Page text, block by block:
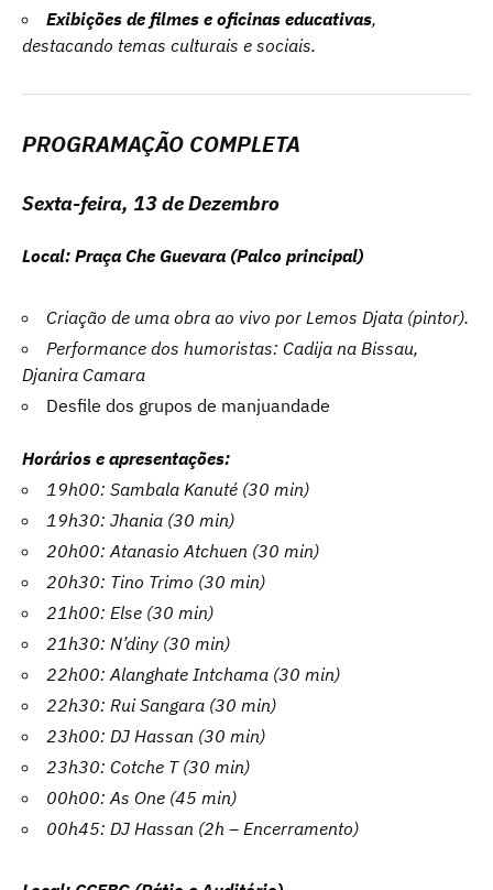
Exibições de filmes e oficinas educativas,
destacando temas culturais e sociais.
PROGRAMAÇÃO COMPLETA
Sexta-feira, 13 de Dezembro
Local: Praça Che Guevara (Palco principal)
Criação de uma obra ao vivo por Lemos Djata (pintor).
Performance dos humoristas: Cadija na Bissau,
Djanira Camara
Desfile dos grupos de manjuandade
Horários e apresentações:
19h00: Sambala Kanuté (30 min)
19h30: Jhania (30 min)
20h00: Atanasio Atchuen (30 min)
20h30: Tino Trimo (30 min)
21h00: Else (30 min)
21h30: N’diny (30 min)
22h00: Alanghate Intchama (30 min)
22h30: Rui Sangara (30 min)
23h00: DJ Hassan (30 min)
23h30: Cotche T (30 min)
00h00: As One (45 min)
00h45: DJ Hassan (2h – Encerramento)